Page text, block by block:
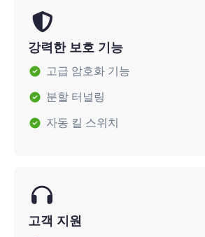
강력한 보호 기능
고급 암호화 기능
분할 터널링
자동 킬 스위치
고객 지원